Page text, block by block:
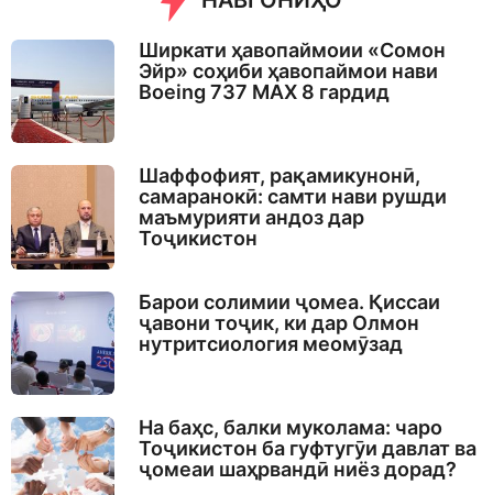
Ширкати ҳавопаймоии «Сомон
Эйр» соҳиби ҳавопаймои нави
Boeing 737 MAX 8 гардид
Шаффофият, рақамикунонӣ,
самаранокӣ: самти нави рушди
маъмурияти андоз дар
Тоҷикистон
Барои солимии ҷомеа. Қиссаи
ҷавони тоҷик, ки дар Олмон
нутритсиология меомӯзад
На баҳс, балки муколама: чаро
Тоҷикистон ба гуфтугӯи давлат ва
ҷомеаи шаҳрвандӣ ниёз дорад?